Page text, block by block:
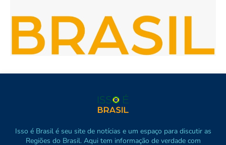
Isso é Brasil é seu site de notícias e um espaço para discutir as
Regiões do Brasil. Aqui tem informação de verdade com